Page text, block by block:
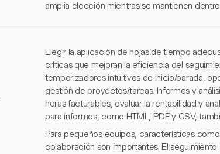
amplia elección mientras se mantienen
Elegir la aplicación de hojas de tiempo
críticas que mejoran la eficiencia del
temporizadores intuitivos de inicio/parada,
gestión de proyectos/tareas. Informes y
horas facturables, evaluar la rentabilidad y
para informes, como HTML, PDF y CSV,
Para pequeños equipos, características
colaboración son importantes. El